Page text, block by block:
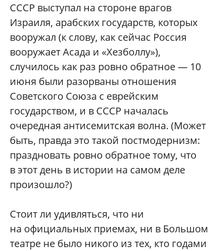
СССР выступал на стороне врагов
Израиля, арабских государств, которых
вооружал (к слову, как сейчас Россия
вооружает Асада и «Хезболлу»),
случилось как раз ровно обратное — 10
июня были разорваны отношения
Советского Союза с еврейским
государством, и в СССР началась
очередная антисемитская волна. (Может
быть, правда это такой постмодернизм:
праздновать ровно обратное тому, что
в этот день в истории на самом деле
произошло?)
Стоит ли удивляться, что ни
на официальных приемах, ни в Большом
театре не было никого из тех, кто годами